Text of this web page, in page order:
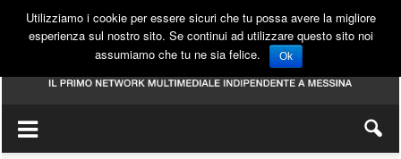
Utilizziamo i cookie per essere sicuri che tu possa avere la migliore
esperienza sul nostro sito. Se continui ad utilizzare questo sito noi
assumiamo che tu ne sia felice.
Ok